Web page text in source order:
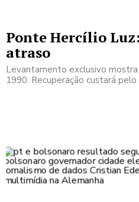
Ponte Hercílio
atraso
Levantamento exclusivo
1990. Recuperação custará